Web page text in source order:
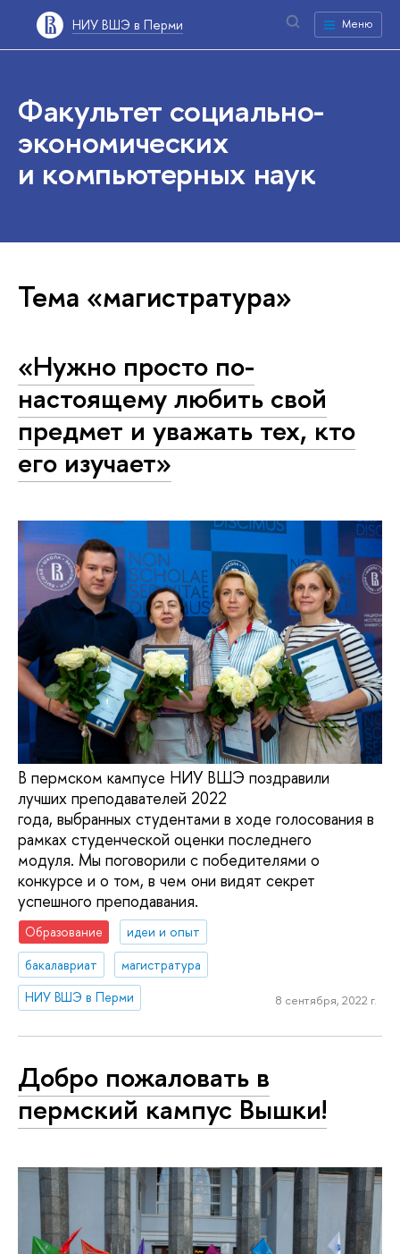
НИУ ВШЭ в Перми Меню
Факультет социально-
экономических
и компьютерных наук
Тема «магистратура»
«Нужно просто по-
настоящему любить свой
предмет и уважать тех, кто
его изучает»
В пермском кампусе НИУ ВШЭ поздравили
лучших преподавателей 2022
года, выбранных студентами в ходе голосования в
рамках студенческой оценки последнего
модуля. Мы поговорили с победителями о
конкурсе и о том, в чем они видят секрет
успешного преподавания.
Образование
идеи и опыт
бакалавриат
магистратура
НИУ ВШЭ в Перми
8 сентября, 2022 г.
Добро пожаловать в
пермский кампус Вышки!